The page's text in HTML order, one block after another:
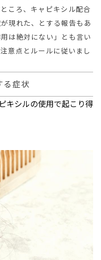
ころ、キャピキシル配合
現れた、とする報告もあ
は絶対にない」とも言い
意点とルールに従いまし
る症状
キシルの使用で起こり得